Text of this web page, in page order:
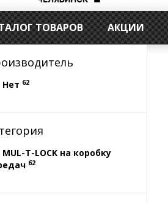
ТОВАРОВ АКЦИИ
Нет 62
MUL-T-LOCK на коробку
62